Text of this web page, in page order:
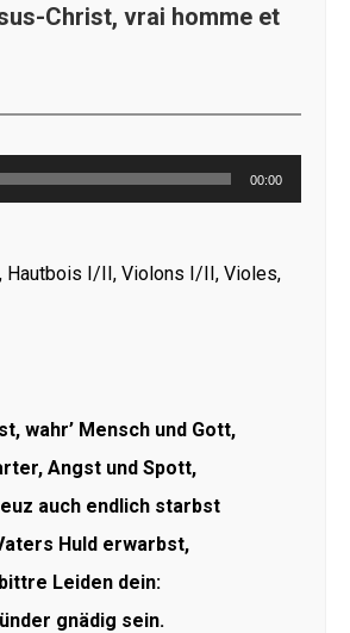
Christ, vrai homme et
00:00
Hautbois I/II, Violons I/II, Violes,
wahr’ Mensch und Gott,
Angst und Spott,
auch endlich starbst
Huld erwarbst,
Leiden dein:
gnädig sein.